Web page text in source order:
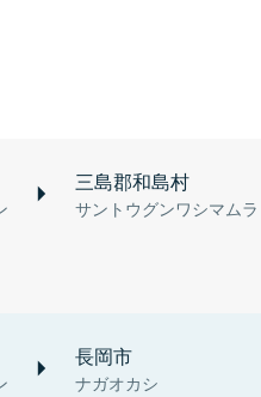
三島郡和島村
サントウグンワシマムラ
長岡市
ナガオカシ